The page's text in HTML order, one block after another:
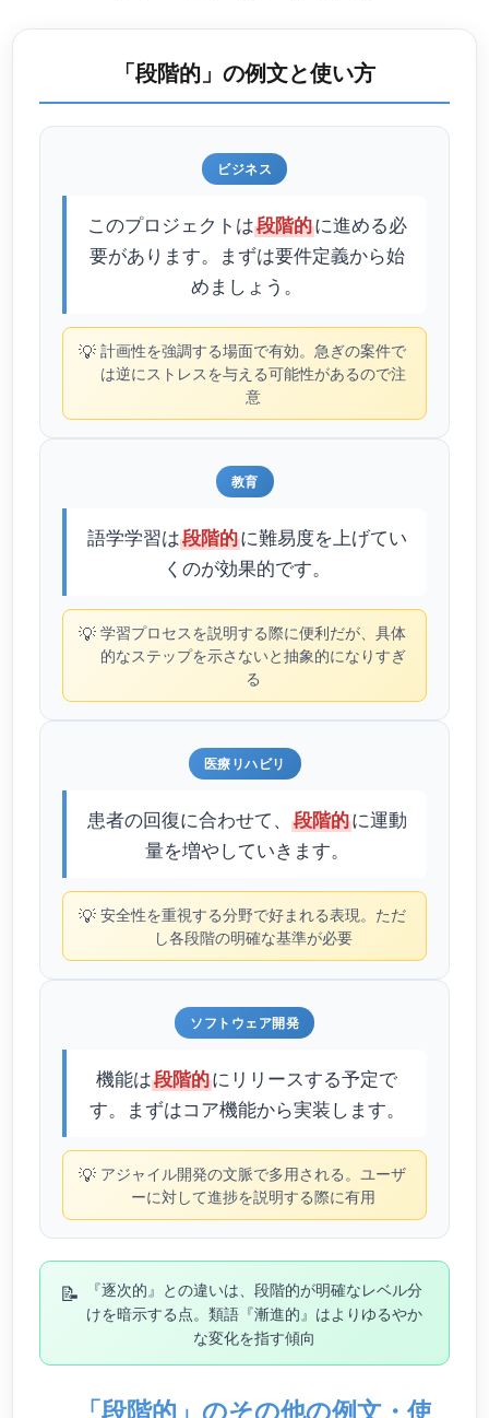
「段階的」の例文と使い方
ビジネス
このプロジェクトは段階的に進める必
要があります。まずは要件定義から始
めましょう。
💡 計画性を強調する場面で有効。急ぎの案件で
は逆にストレスを与える可能性があるので注
意
教育
語学学習は段階的に難易度を上げてい
くのが効果的です。
💡 学習プロセスを説明する際に便利だが、具体
的なステップを示さないと抽象的になりすぎ
る
医療リハビリ
患者の回復に合わせて、 段階的に運動
量を増やしていきます。
💡 安全性を重視する分野で好まれる表現。ただ
し各段階の明確な基準が必要
ソフトウェア開発
機能は段階的にリリースする予定で
す。まずはコア機能から実装します。
💡 アジャイル開発の文脈で多用される。ユーザ
ーに対して進捗を説明する際に有用
📝
『逐次的』との違いは、段階的が明確なレベル分
けを暗示する点。類語『漸進的』はよりゆるやか
な変化を指す傾向
「段階的」のその他の例文・使